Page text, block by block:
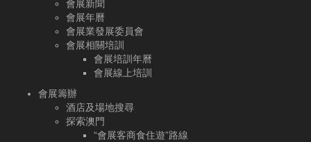
會展新聞
會展年曆
會展業發展委員會
會展相關培訓
會展培訓年曆
會展線上培訓
會展籌辦
酒店及場地搜尋
探索澳門
“會展客商食住遊”路線